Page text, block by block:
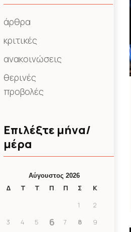
άρθρα
κριτικές
ανακοινώσεις
θερινές
προβολές
Επιλέξτε μήνα/
μέρα
Αύγουστος 2026
Δ Τ Τ Π Π Σ
Κ
1
2
3
4 5 6 7 8
9